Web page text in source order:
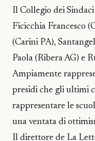
Il Collegio dei
Ficicchia Francesco
(Carini PA),
Paola (Ribera AG) e
Ampiamente
presidi che gli ultimi
rappresentare le
una ventata di
Il direttore de La